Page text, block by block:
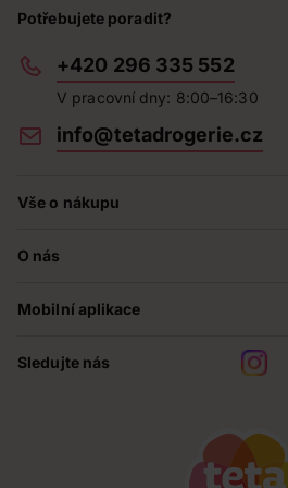
Potřebujete poradit?
+420 296 335 552
V pracovní dny: 8:00–16:30
info@tetadrogerie.cz
Vše o nákupu
Prodejny
Obchodní podmínky
O nás
Teta pomáhá
Mobilní aplikace
Sledujte nás